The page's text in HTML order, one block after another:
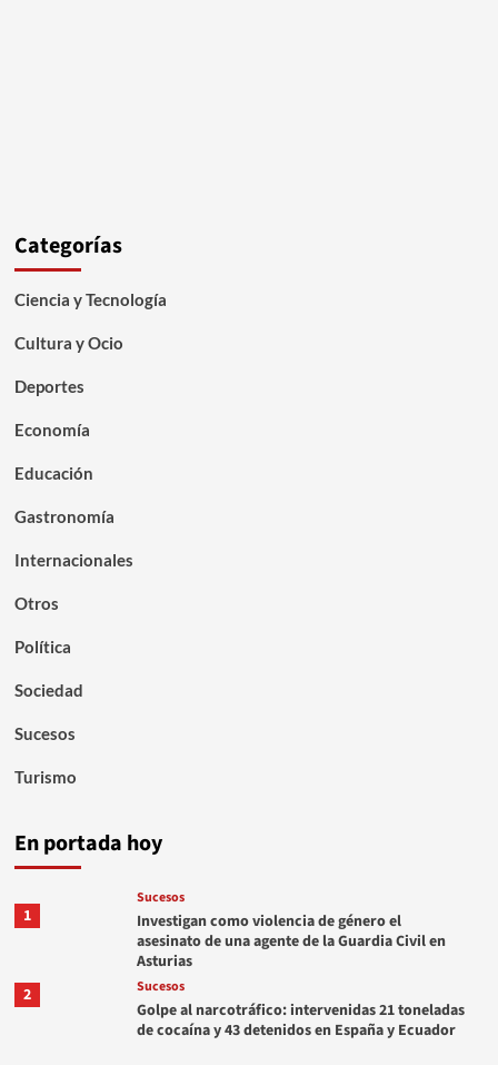
Categorías
Ciencia y Tecnología
Cultura y Ocio
Deportes
Economía
Educación
Gastronomía
Internacionales
Otros
Política
Sociedad
Sucesos
Turismo
En portada hoy
1
Sucesos
Investigan como violencia de género el
asesinato de una agente de la Guardia Civil en
Asturias
2
Sucesos
Golpe al narcotráfico: intervenidas 21 toneladas
de cocaína y 43 detenidos en España y Ecuador